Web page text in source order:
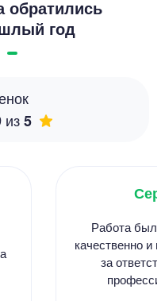
обратились
год
из5
Работа
качественно и
за